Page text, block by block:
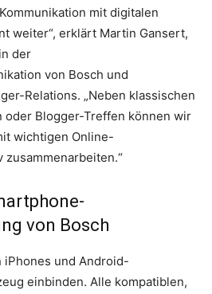
mit digitalen
weiter“, erklärt Martin Gansert,
der
von Bosch und
Relations. „Neben klassischen
oder Blogger-Treffen können wir
wichtigen Online-
von Bosch
iPhones und Android-
einbinden. Alle kompatiblen,